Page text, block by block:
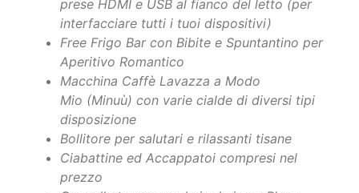
Macchina Caffè Lavazza a Modo
Mio (Minuù) con varie cialde di diversi tipi
disposizione
Bollitore per salutari e rilassanti tisane
Ciabattine ed Accappatoi compresi nel
prezzo
Consolle trucco per Lei o Lui con Phon
professionale, Piastra, spazzola ecc.
Cassaforte per gli oggetti di valore.
Climatizzatore caldo/freddo Mitsubishi ad